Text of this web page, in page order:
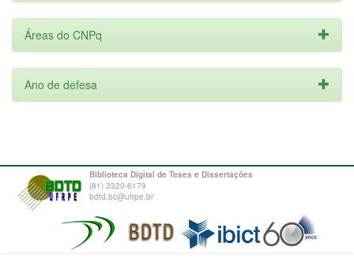
Áreas do CNPq
Ano de defesa
Biblioteca Digital de Teses e Dissertações
(81) 3320-6179
bdtd.bc@ufrpe.br